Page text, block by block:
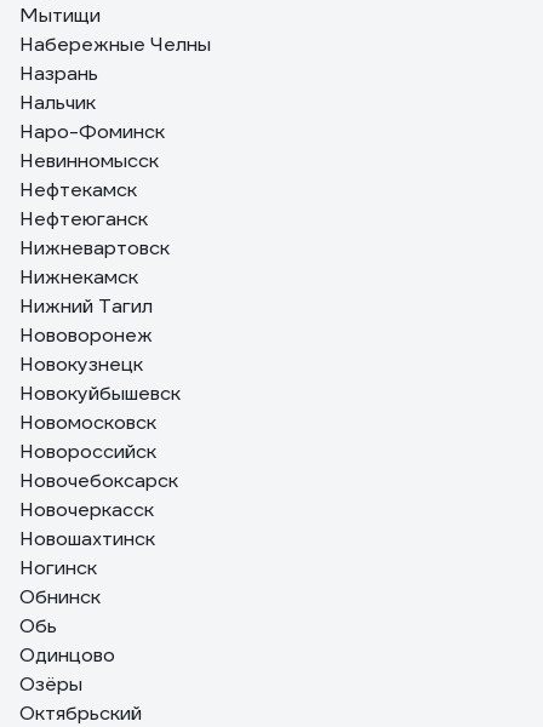
Мытищи
Набережные Челны
Назрань
Нальчик
Наро-Фоминск
Невинномысск
Нефтекамск
Нефтеюганск
Нижневартовск
Нижнекамск
Нижний Тагил
Нововоронеж
Новокузнецк
Новокуйбышевск
Новомосковск
Новороссийск
Новочебоксарск
Новочеркасск
Новошахтинск
Ногинск
Обнинск
Обь
Одинцово
Озёры
Октябрьский